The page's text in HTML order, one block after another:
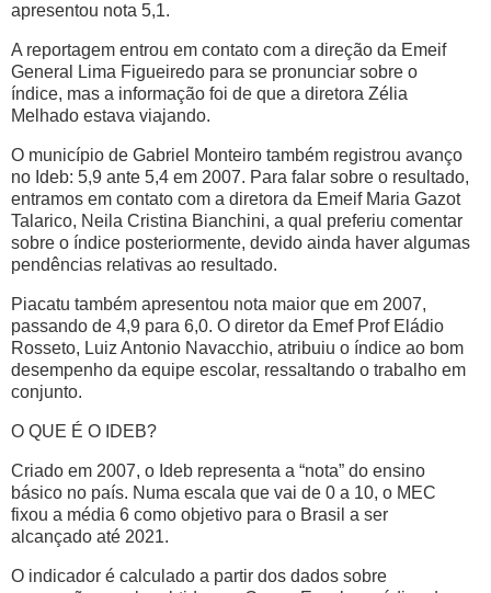
apresentou nota 5,1.
A reportagem entrou em contato com a direção da Emeif
General Lima Figueiredo para se pronunciar sobre o
índice, mas a informação foi de que a diretora Zélia
Melhado estava viajando.
O município de Gabriel Monteiro também registrou avanço
no Ideb: 5,9 ante 5,4 em 2007. Para falar sobre o resultado,
entramos em contato com a diretora da Emeif Maria Gazot
Talarico, Neila Cristina Bianchini, a qual preferiu comentar
sobre o índice posteriormente, devido ainda haver algumas
pendências relativas ao resultado.
Piacatu também apresentou nota maior que em 2007,
passando de 4,9 para 6,0. O diretor da Emef Prof Eládio
Rosseto, Luiz Antonio Navacchio, atribuiu o índice ao bom
desempenho da equipe escolar, ressaltando o trabalho em
conjunto.
O QUE É O IDEB?
Criado em 2007, o Ideb representa a “nota” do ensino
básico no país. Numa escala que vai de 0 a 10, o MEC
fixou a média 6 como objetivo para o Brasil a ser
alcançado até 2021.
O indicador é calculado a partir dos dados sobre